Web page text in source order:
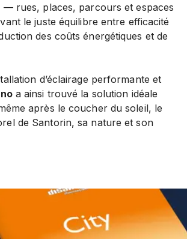
rues, places, parcours et espaces
le juste équilibre entre efficacité
des coûts énergétiques et de
d’éclairage performante et
a ainsi trouvé la solution idéale
après le coucher du soleil, le
de Santorin, sa nature et son